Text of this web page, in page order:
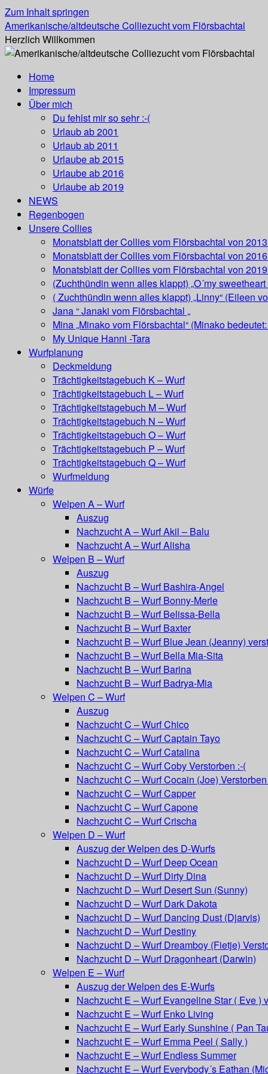
Zum Inhalt springen
Amerikanische/altdeutsche Colliezucht vom Flörsbachtal
Herzlich Willkommen
Home
Impressum
Über mich
Du fehlst mir so sehr :-(
Urlaub ab 2001
Urlaub ab 2011
Urlaube ab 2015
Urlaube ab 2016
Urlaube ab 2019
NEWS
Regenbogen
Unsere Collies
Monatsblatt der Collies vom Flörsbachtal von
Monatsblatt der Collies vom Flörsbachtal von
Monatsblatt der Collies vom Flörsbachtal von
(Zuchthündin wenn alles klappt) „O´my sweetheart
( Zuchthündin wenn alles klappt) „Linny“ (Eileen
Jana “ Janaki vom Flörsbachtal „
Mina „Minako vom Flörsbachtal“ (Minako
My Unique Hanni -Tara
Wurfplanung
Deckmeldung
Trächtigkeitstagebuch K – Wurf
Trächtigkeitstagebuch L – Wurf
Trächtigkeitstagebuch M – Wurf
Trächtigkeitstagebuch N – Wurf
Trächtigkeitstagebuch O – Wurf
Trächtigkeitstagebuch P – Wurf
Trächtigkeitstagebuch Q – Wurf
Wurfmeldung
Würfe
Welpen A – Wurf
Auszug
Nachzucht A – Wurf Akil – Balu
Nachzucht A – Wurf Alisha
Welpen B – Wurf
Auszug
Nachzucht B – Wurf Bashira-Angel
Nachzucht B – Wurf Bonny-Merle
Nachzucht B – Wurf Belissa-Bella
Nachzucht B – Wurf Baxter
Nachzucht B – Wurf Blue Jean (Jeanny)
Nachzucht B – Wurf Bella Mia-Sita
Nachzucht B – Wurf Barina
Nachzucht B – Wurf Badrya-Mia
Welpen C – Wurf
Auszug
Nachzucht C – Wurf Chico
Nachzucht C – Wurf Captain Tayo
Nachzucht C – Wurf Catalina
Nachzucht C – Wurf Coby Verstorben :-(
Nachzucht C – Wurf Cocain (Joe)
Nachzucht C – Wurf Capper
Nachzucht C – Wurf Capone
Nachzucht C – Wurf Crischa
Welpen D – Wurf
Auszug der Welpen des D-Wurfs
Nachzucht D – Wurf Deep Ocean
Nachzucht D – Wurf Dirty Dina
Nachzucht D – Wurf Desert Sun (Sunny)
Nachzucht D – Wurf Dark Dakota
Nachzucht D – Wurf Dancing Dust (Djarvis)
Nachzucht D – Wurf Destiny
Nachzucht D – Wurf Dreamboy (Fietje)
Nachzucht D – Wurf Dragonheart (Darwin)
Welpen E – Wurf
Auszug der Welpen des E-Wurfs
Nachzucht E – Wurf Evangeline Star ( Eve )
Nachzucht E – Wurf Enko Living
Nachzucht E – Wurf Early Sunshine ( Pan
Nachzucht E – Wurf Emma Peel ( Sally )
Nachzucht E – Wurf Endless Summer
Nachzucht E – Wurf Everybody´s Eathan